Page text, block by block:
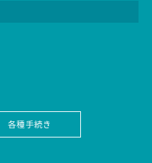
各種手続き